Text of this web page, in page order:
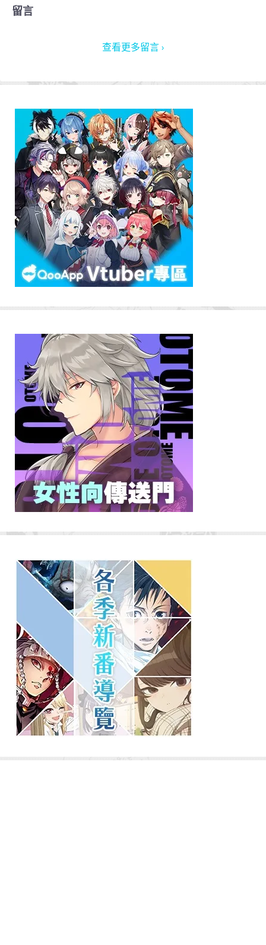
留言
查看更多留言 ›